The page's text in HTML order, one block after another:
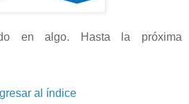
en algo. Hasta la próxima
al índice